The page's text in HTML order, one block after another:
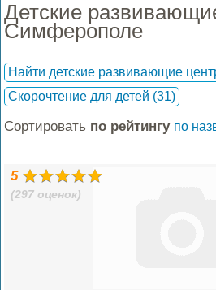
Детские
Симферополе
Найти детские развивающие
Скорочтение для детей (31)
Сортировать по рейтингу по
5
(297 оценок)